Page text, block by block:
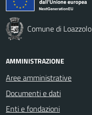
Comune di Loazzolo
AMMINISTRAZIONE
Aree amministrative
Documenti e dati
Enti e fondazioni